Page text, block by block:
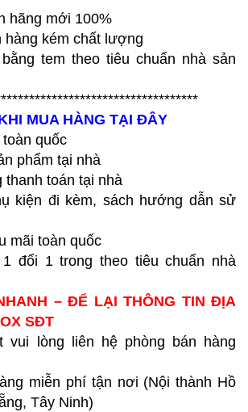
hãng mới 100%
hàng kém chất lượng
tem theo tiêu chuẩn nhà sản
MUA HÀNG TẠI ĐÂY
quốc
phẩm tại nhà
thanh toán tại nhà
kiện đi kèm, sách hướng dẫn sử
mãi toàn quốc
1 đổi 1 trong theo tiêu chuẩn nhà
– ĐỂ LẠI THÔNG TIN ĐỊA
SĐT
lòng liên hệ phòng bán hàng
miễn phí tận nơi (Nội thành Hồ
Tây Ninh)